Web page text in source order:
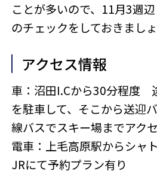
ことが多いので、11月3週
のチェックをしておきましょ
アクセス情報
車：沼田I.Cから30分程度
を駐車して、そこから送迎
線バスでスキー場までアク
電車：上毛高原駅からシャ
JRにて予約プラン有り